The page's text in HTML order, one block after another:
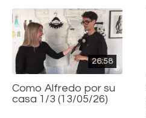
26:58
Como Alfredo por su
casa 1/3 (13/05/26)